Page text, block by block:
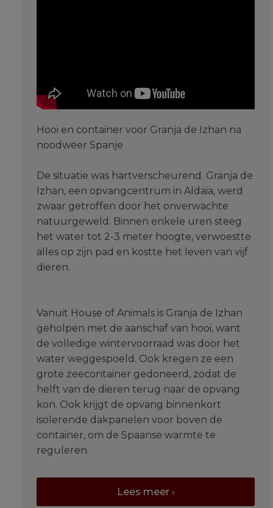
Hooi en container voor Granja de Izhan na
noodweer Spanje
De situatie was hartverscheurend. Granja de
Izhan, een opvangcentrum in Aldaia, werd
zwaar getroffen door het onverwachte
natuurgeweld. Binnen enkele uren steeg
het water tot 2-3 meter hoogte, verwoestte
alles op zijn pad en kostte het leven van vijf
dieren.
Vanuit House of Animals is Granja de Izhan
geholpen met de aanschaf van hooi, want
de volledige wintervoorraad was door het
water weggespoeld. Ook kregen ze een
grote zeecontainer gedoneerd, zodat de
helft van de dieren terug naar de opvang
kon. Ook krijgt de opvang binnenkort
isolerende dakpanelen voor boven de
container, om de Spaanse warmte te
reguleren.
Lees meer ›